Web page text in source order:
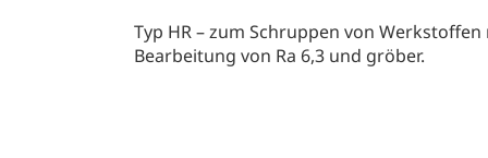
Typ HR – zum Schruppen von
Bearbeitung von Ra 6,3 und gröber.